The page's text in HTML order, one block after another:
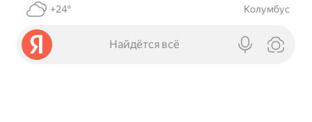
+24° Колумбус
Найдётся всё